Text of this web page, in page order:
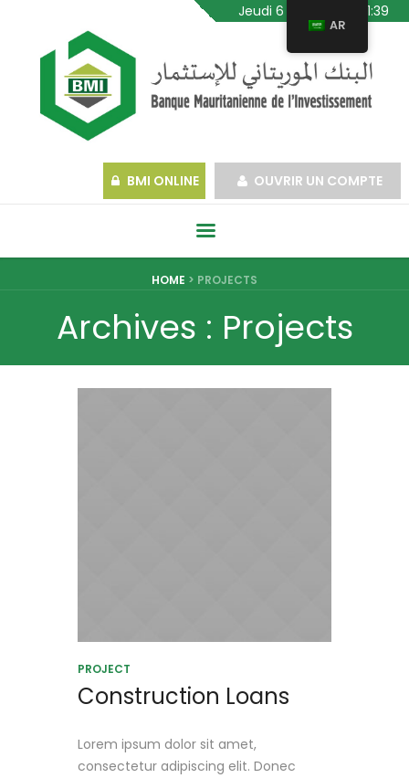
Jeudi 6 Août 2026, 01:39
BMI ONLINE OUVRIR UN COMPTE
HOME > PROJECTS
Archives : Projects
PROJECT
Construction Loans
Lorem ipsum dolor sit amet,
consectetur adipiscing elit. Donec
AR